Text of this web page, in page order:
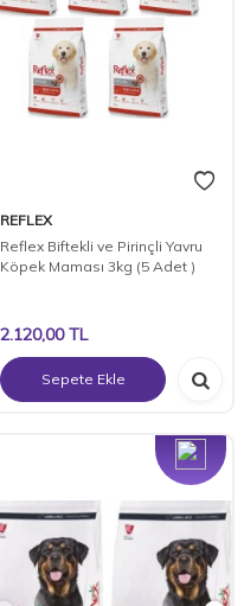
REFLEX
Reflex Biftekli ve Pirinçli Yavru
Köpek Maması 3kg (5 Adet )
2.120,00TL
Sepete Ekle
Yeni